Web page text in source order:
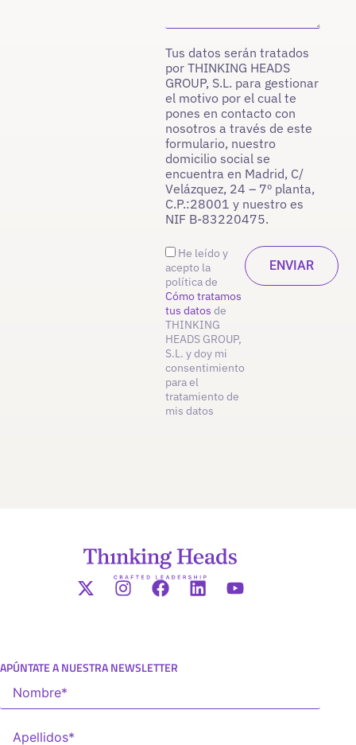
Tus datos serán tratados
por THINKING HEADS
GROUP, S.L. para gestionar
el motivo por el cual te
pones en contacto con
nosotros a través de este
formulario, nuestro
domicilio social se
encuentra en Madrid, C/
Velázquez, 24 – 7º planta,
C.P.:28001 y nuestro es
NIF B-83220475.
He leído y
acepto la
política de
Cómo tratamos
tus datos de
THINKING
HEADS GROUP,
S.L. y doy mi
consentimiento
para el
tratamiento de
mis datos
APÚNTATE A NUESTRA NEWSLETTER